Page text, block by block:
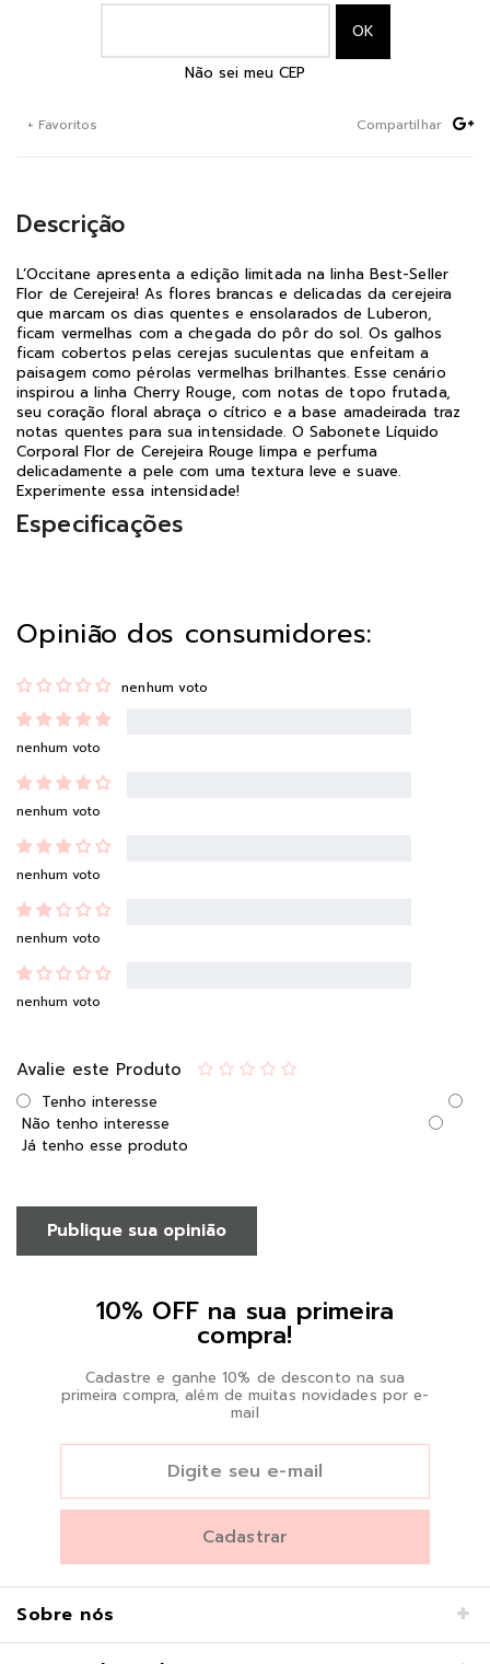
Não sei meu CEP
+ Favoritos Compartilhar
Descrição
L’Occitane apresenta a edição limitada na linha Best-Seller
Flor de Cerejeira! As flores brancas e delicadas da cerejeira
que marcam os dias quentes e ensolarados de Luberon,
ficam vermelhas com a chegada do pôr do sol. Os galhos
ficam cobertos pelas cerejas suculentas que enfeitam a
paisagem como pérolas vermelhas brilhantes. Esse cenário
inspirou a linha Cherry Rouge, com notas de topo frutada,
seu coração floral abraça o cítrico e a base amadeirada traz
notas quentes para sua intensidade. O Sabonete Líquido
Corporal Flor de Cerejeira Rouge limpa e perfuma
delicadamente a pele com uma textura leve e suave.
Experimente essa intensidade!
Especificações
Opinião dos consumidores:
nenhum voto
nenhum voto
nenhum voto
nenhum voto
nenhum voto
nenhum voto
Avalie este Produto
Tenho interesse
Não tenho interesse
Já tenho esse produto
Publique sua opinião
10% OFF na sua primeira
compra!
Cadastre e ganhe 10% de desconto na sua
primeira compra, além de muitas novidades por e-
mail
Sobre nós